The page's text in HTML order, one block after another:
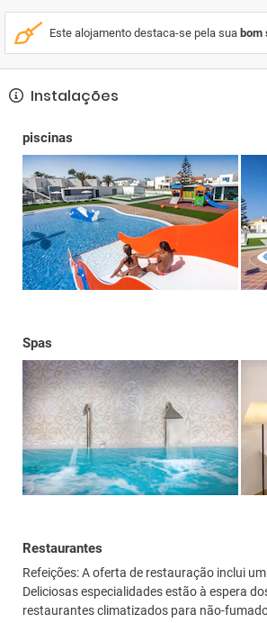
Este alojamento destaca-se pela sua bom
Instalações
piscinas
Spas
Restaurantes
Refeições: A oferta de restauração inclui
Deliciosas especialidades estão à espera
restaurantes climatizados para não-